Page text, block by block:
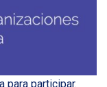
para participar.